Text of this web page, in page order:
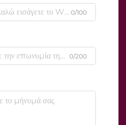
0/100
0/200